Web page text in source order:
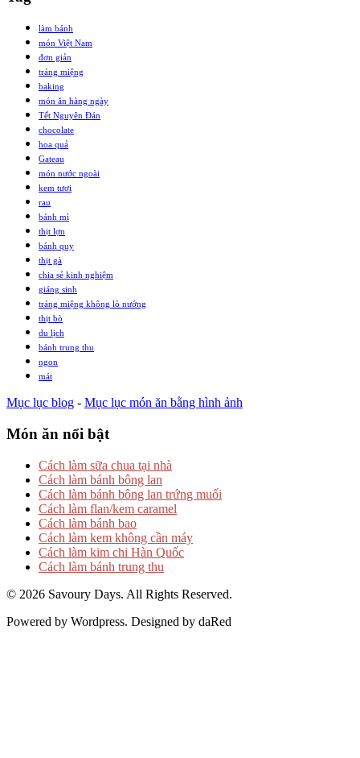
làm bánh
món Việt Nam
đơn giản
tráng miệng
baking
món ăn hàng ngày
Tết Nguyên Đán
chocolate
hoa quả
Gateau
món nước ngoài
kem tươi
rau
bánh mì
thịt lợn
bánh quy
thịt gà
chia sẻ kinh nghiệm
giáng sinh
tráng miệng không lò nướng
thịt bò
du lịch
bánh trung thu
ngon
mát
Mục lục blog - Mục lục món ăn bằng hình ảnh
Món ăn nổi bật
Cách làm sữa chua tại nhà
Cách làm bánh bông lan
Cách làm bánh bông lan trứng muối
Cách làm flan/kem caramel
Cách làm bánh bao
Cách làm kem không cần máy
Cách làm kim chi Hàn Quốc
Cách làm bánh trung thu
© 2026 Savoury Days. All Rights Reserved.
Powered by Wordpress. Designed by daRed